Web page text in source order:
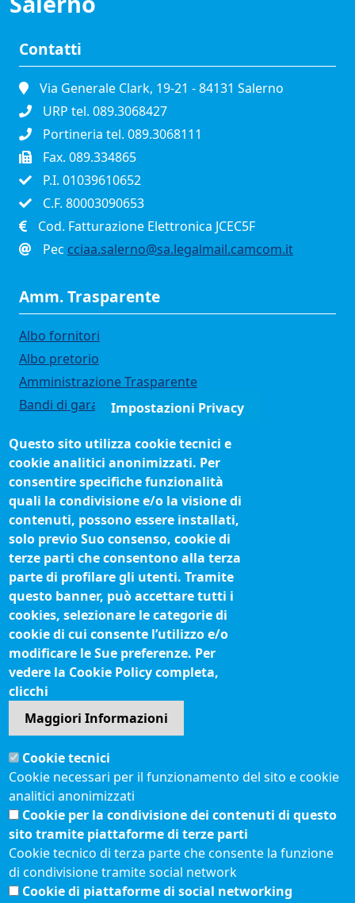
Contatti
Via Generale Clark, 19-21 - 84131 Salerno
URP tel. 089.3068427
Portineria tel. 089.3068111
Fax. 089.334865
P.I. 01039610652
C.F. 80003090653
Cod. Fatturazione Elettronica JCEC5F
Pec cciaa.salerno@sa.legalmail.camcom.it
Amm. Trasparente
Albo fornitori
Albo pretorio
Amministrazione Trasparente
Bandi di gara
Concorsi e selezioni
Organigramma
Procedimenti (come fare per)
Siti tematici
Biblioteca camerale
Fatturazione elettronica
IBAN pagamenti alla CCIAA
Questionari soddisfazione utenti
Seguici su
Sito web
Accesso riservato
Mappa del sito
Redazione
Statistiche di accesso
Visite totali al portale: 2641059
Impostazioni Privacy
Questo sito utilizza cookie tecnici e
cookie analitici anonimizzati. Per
consentire specifiche funzionalità
quali la condivisione e/o la visione di
contenuti, possono essere installati,
solo previo Suo consenso, cookie di
terze parti che consentono alla terza
parte di profilare gli utenti. Tramite
questo banner, può accettare tutti i
cookies, selezionare le categorie di
cookie di cui consente l’utilizzo e/o
modificare le Sue preferenze. Per
vedere la Cookie Policy completa,
clicchi
Maggiori Informazioni
Cookie tecnici
Cookie necessari per il funzionamento del sito e cookie
analitici anonimizzati
Cookie per la condivisione dei contenuti di questo
sito tramite piattaforme di terze parti
Cookie tecnico di terza parte che consente la funzione
di condivisione tramite social network
Cookie di piattaforme di social networking